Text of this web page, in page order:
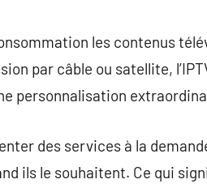
les contenus
par câble ou satellite,
personnalisation
des services à la
ils le souhaitent. Ce qui